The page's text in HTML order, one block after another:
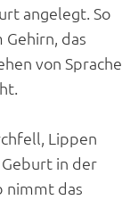
angelegt. So
das
von Sprache
Lippen
in der
nimmt das